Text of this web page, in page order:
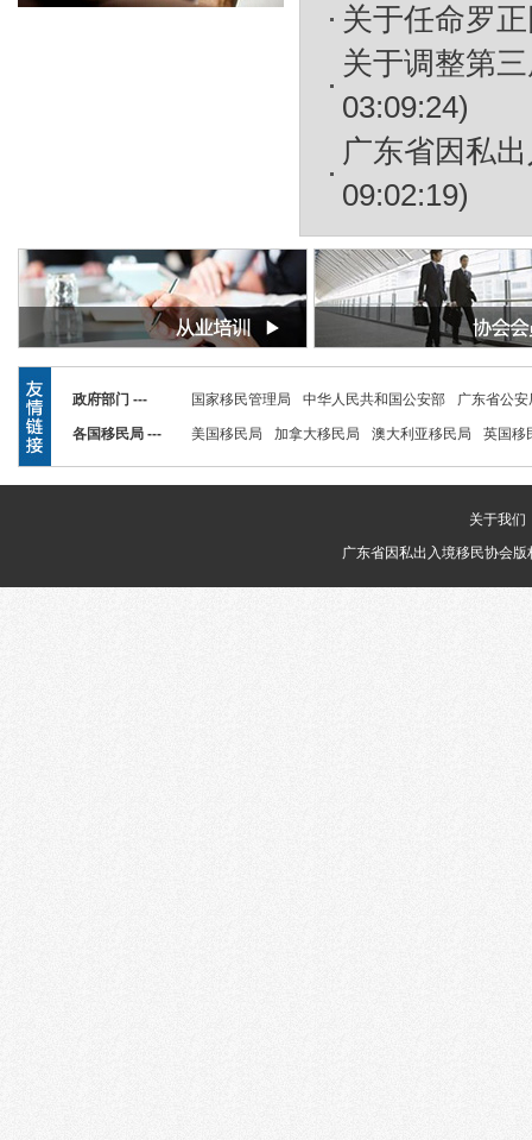
关于任命罗
关于调整第
03:09:24)
广东省因私
09:02:19)
政府部门 --- 国家移民管理局 中华人民共和国公安部 广东省公
各国移民局 --- 美国移民局 加拿大移民局 澳大利亚移民局 英国移
关于我们
广东省因私出入境移民协会